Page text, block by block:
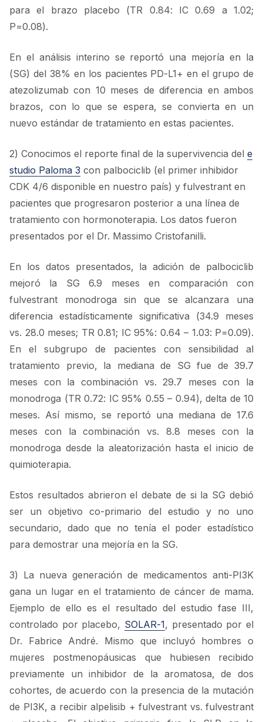
para el brazo placebo (TR 0.84: IC 0.69 a 1.02;
P=0.08).
En el análisis interino se reportó una mejoría en la
(SG) del 38% en los pacientes PD-L1+ en el grupo de
atezolizumab con 10 meses de diferencia en ambos
brazos, con lo que se espera, se convierta en un
nuevo estándar de tratamiento en estas pacientes.
2) Conocimos el reporte final de la supervivencia del e
studio Paloma 3 con palbociclib (el primer inhibidor
CDK 4/6 disponible en nuestro país) y fulvestrant en
pacientes que progresaron posterior a una línea de
tratamiento con hormonoterapia. Los datos fueron
presentados por el Dr. Massimo Cristofanilli.
En los datos presentados, la adición de palbociclib
mejoró la SG 6.9 meses en comparación con
fulvestrant monodroga sin que se alcanzara una
diferencia estadísticamente significativa (34.9 meses
vs. 28.0 meses; TR 0.81; IC 95%: 0.64 – 1.03: P=0.09).
En el subgrupo de pacientes con sensibilidad al
tratamiento previo, la mediana de SG fue de 39.7
meses con la combinación vs. 29.7 meses con la
monodroga (TR 0.72: IC 95% 0.55 – 0.94), delta de 10
meses. Así mismo, se reportó una mediana de 17.6
meses con la combinación vs. 8.8 meses con la
monodroga desde la aleatorización hasta el inicio de
quimioterapia.
Estos resultados abrieron el debate de si la SG debió
ser un objetivo co-primario del estudio y no uno
secundario, dado que no tenía el poder estadístico
para demostrar una mejoría en la SG.
3) La nueva generación de medicamentos anti-PI3K
gana un lugar en el tratamiento de cáncer de mama.
Ejemplo de ello es el resultado del estudio fase III,
controlado por placebo, SOLAR-1, presentado por el
Dr. Fabrice André. Mismo que incluyó hombres o
mujeres postmenopáusicas que hubiesen recibido
previamente un inhibidor de la aromatosa, de dos
cohortes, de acuerdo con la presencia de la mutación
de PI3K, a recibir alpelisib + fulvestrant vs. fulvestrant